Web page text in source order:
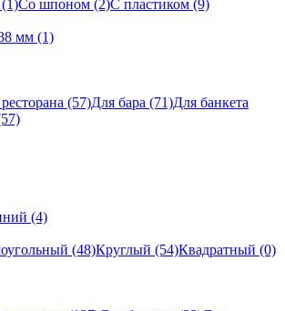
Со шпоном (2)С пластиком (9)
мм (1)
(57)Для бара (71)Для банкета
(4)
(48)Круглый (54)Квадратный (0)